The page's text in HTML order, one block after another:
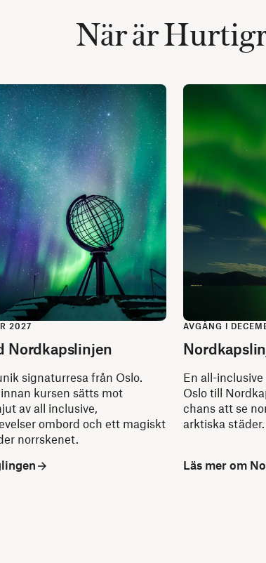
När är
2027
Nordkapslinjen
signaturresa från Oslo.
kursen sätts mot
av all inclusive,
ombord och ett magiskt
norrskenet.
AVGÅNG I
En all-
Oslo till
chans att se
arktiska städer.
Läs mer om